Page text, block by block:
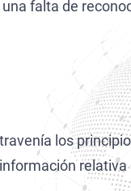
falta de
los